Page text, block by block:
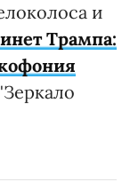
и
Трампа: